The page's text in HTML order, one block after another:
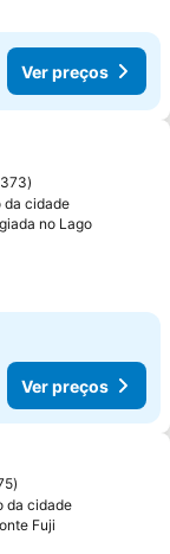
Ver preços
favoritos
da cidade
no Lago
Ver preços
favoritos
da cidade
Fuji